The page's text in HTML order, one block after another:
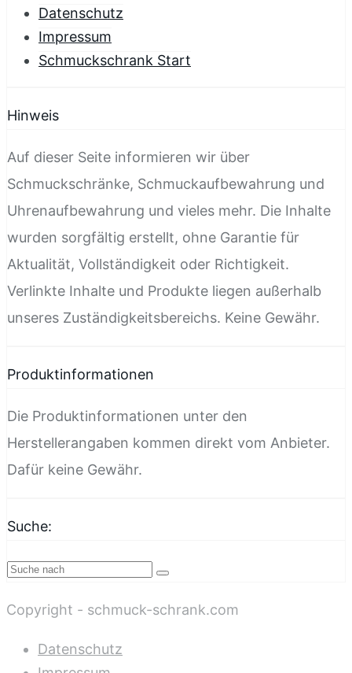
Datenschutz
Impressum
Schmuckschrank Start
Hinweis
Auf dieser Seite informieren wir über
Schmuckschränke, Schmuckaufbewahrung und
Uhrenaufbewahrung und vieles mehr. Die Inhalte
wurden sorgfältig erstellt, ohne Garantie für
Aktualität, Vollständigkeit oder Richtigkeit.
Verlinkte Inhalte und Produkte liegen außerhalb
unseres Zuständigkeitsbereichs. Keine Gewähr.
Produktinformationen
Die Produktinformationen unter den
Herstellerangaben kommen direkt vom Anbieter.
Dafür keine Gewähr.
Suche:
Copyright - schmuck-schrank.com
Datenschutz